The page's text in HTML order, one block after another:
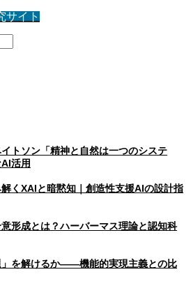
サイト
トソン「精神と自然は一つのシステ
活用
くXAIと暗黙知｜創造性支援AIの設計指
形成とは？ハーバーマス理論と認知科
」を解けるか——機能的実現主義との比